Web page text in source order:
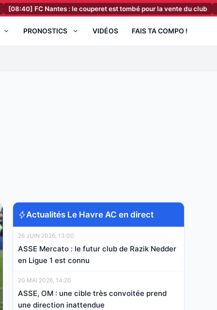
Nantes : le couperet est tombé pour la vente du club [08:20]
PRONOSTICS VIDÉOS FAIS TA COMPO !
Actualités Le Havre AC en direct
26 JUIN 2026, 13:00
ASSE Mercato : le futur club de Razik Nedder
en Ligue 1 est connu
20 MAI 2026, 14:20
ASSE, OM : une cible très convoitée prend
une direction inattendue